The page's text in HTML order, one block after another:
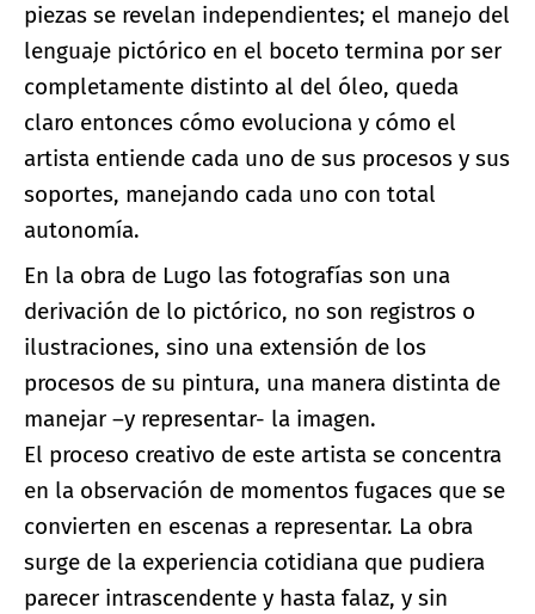
piezas se revelan independientes; el manejo del
lenguaje pictórico en el boceto termina por ser
completamente distinto al del óleo, queda
claro entonces cómo evoluciona y cómo el
artista entiende cada uno de sus procesos y sus
soportes, manejando cada uno con total
autonomía.
En la obra de Lugo las fotografías son una
derivación de lo pictórico, no son registros o
ilustraciones, sino una extensión de los
procesos de su pintura, una manera distinta de
manejar –y representar- la imagen.
El proceso creativo de este artista se concentra
en la observación de momentos fugaces que se
convierten en escenas a representar. La obra
surge de la experiencia cotidiana que pudiera
parecer intrascendente y hasta falaz, y sin